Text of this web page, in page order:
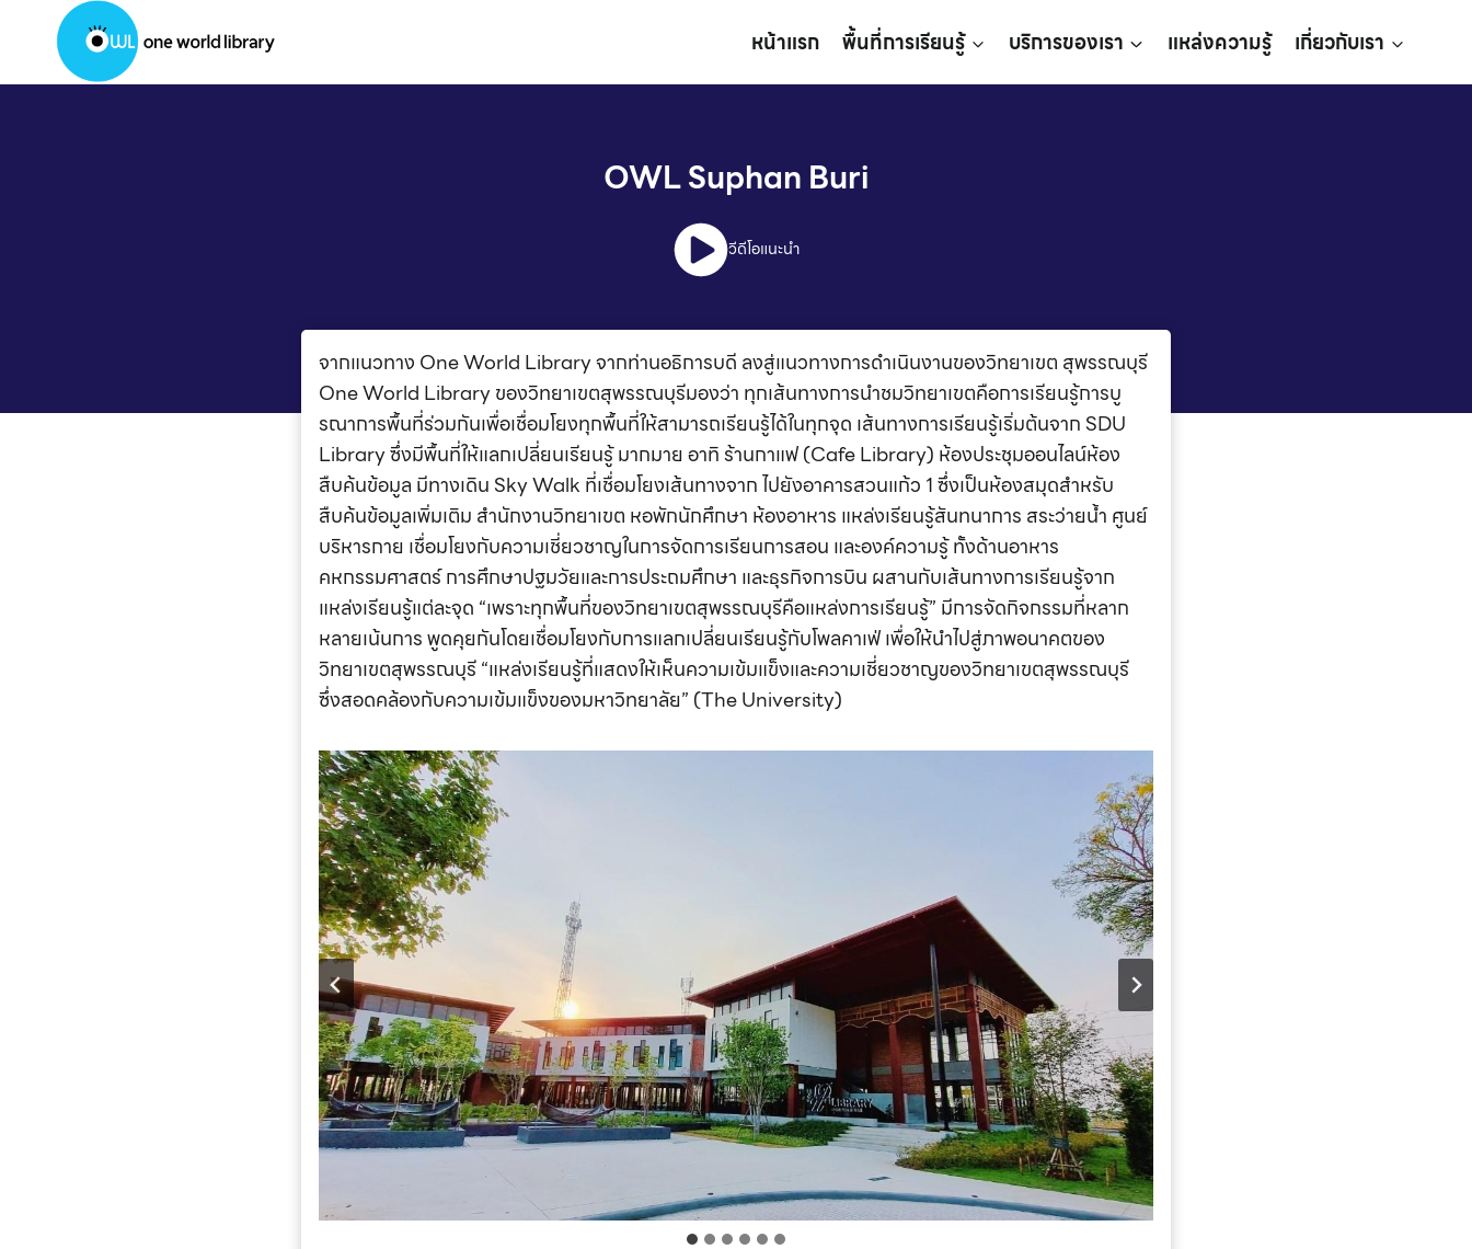
content
หน้าแรก พื้นที่การเรียนรู้ บริการของเรา แหล่งความรู้ เกี่ยวกับเรา
OWL Suphan Buri
วีดีโอแนะนำ
จากแนวทาง One World Library จากท่านอธิการบดี ลงสู่แนวทางการดำเนินงานของวิทยาเขต สุพรรณบุรี
One World Library ของวิทยาเขตสุพรรณบุรีมองว่า ทุกเส้นทางการนำชมวิทยาเขตคือการเรียนรู้การบู
รณาการพื้นที่ร่วมกันเพื่อเชื่อมโยงทุกพื้นที่ให้สามารถเรียนรู้ได้ในทุกจุด เส้นทางการเรียนรู้เริ่มต้นจาก SDU
Library ซึ่งมีพื้นที่ให้แลกเปลี่ยนเรียนรู้ มากมาย อาทิ ร้านกาแฟ (Cafe Library) ห้องประชุมออนไลน์ห้อง
สืบค้นข้อมูล มีทางเดิน Sky Walk ที่เชื่อมโยงเส้นทางจาก ไปยังอาคารสวนแก้ว 1 ซึ่งเป็นห้องสมุดสำหรับ
สืบค้นข้อมูลเพิ่มเติม สำนักงานวิทยาเขต หอพักนักศึกษา ห้องอาหาร แหล่งเรียนรู้สันทนาการ สระว่ายน้ำ ศูนย์
บริหารกาย เชื่อมโยงกับความเชี่ยวชาญในการจัดการเรียนการสอน และองค์ความรู้ ทั้งด้านอาหาร
คหกรรมศาสตร์ การศึกษาปฐมวัยและการประถมศึกษา และธุรกิจการบิน ผสานกับเส้นทางการเรียนรู้จาก
แหล่งเรียนรู้แต่ละจุด “เพราะทุกพื้นที่ของวิทยาเขตสุพรรณบุรีคือแหล่งการเรียนรู้” มีการจัดกิจกรรมที่หลาก
หลายเน้นการ พูดคุยกันโดยเชื่อมโยงกับการแลกเปลี่ยนเรียนรู้กับโพลคาเฟ่ เพื่อให้นำไปสู่ภาพอนาคตของ
วิทยาเขตสุพรรณบุรี “แหล่งเรียนรู้ที่แสดงให้เห็นความเข้มแข็งและความเชี่ยวชาญของวิทยาเขตสุพรรณบุรี
ซึ่งสอดคล้องกับความเข้มแข็งของมหาวิทยาลัย” (The University)